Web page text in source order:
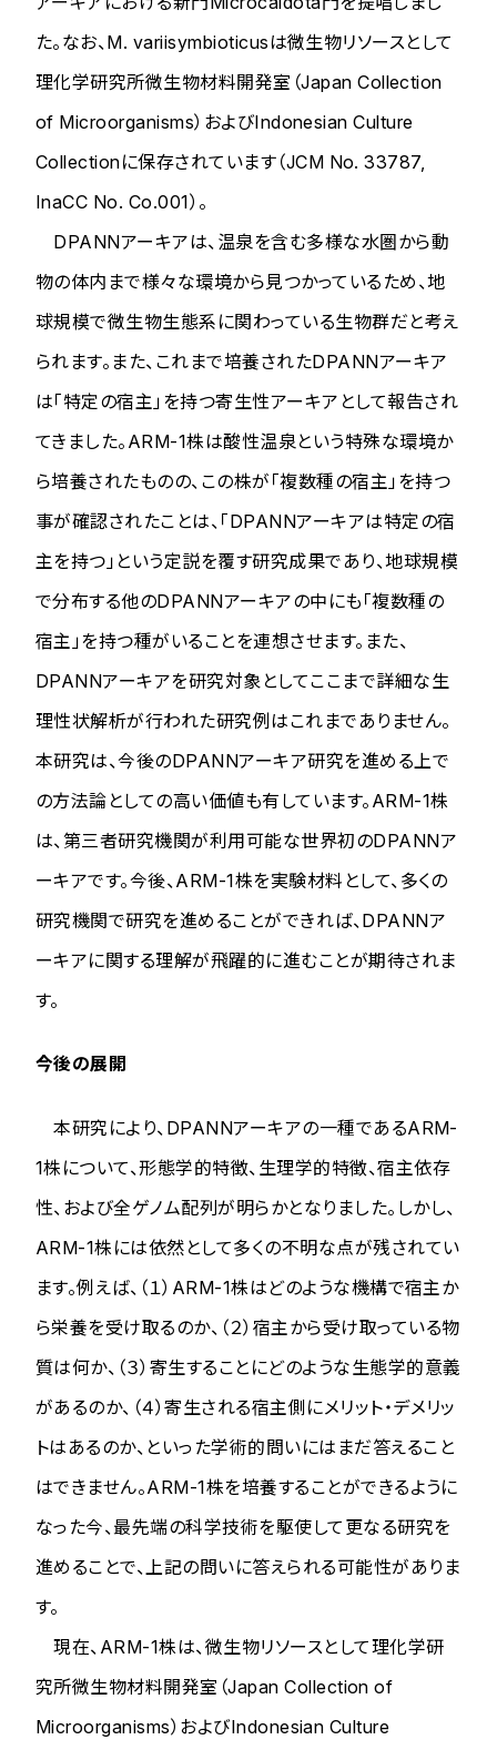
た。なお、M. variisymbioticusは微生物リソースとして
理化学研究所微生物材料開発室（Japan Collection
of Microorganisms）およびIndonesian Culture
Collectionに保存されています（JCM No. 33787,
InaCC No. Co.001）。
DPANNアーキアは、温泉を含む多様な水圏から動
物の体内まで様々な環境から見つかっているため、地
球規模で微生物生態系に関わっている生物群だと考え
られます。また、これまで培養されたDPANNアーキア
は「特定の宿主」を持つ寄生性アーキアとして報告され
てきました。ARM-1株は酸性温泉という特殊な環境か
ら培養されたものの、この株が「複数種の宿主」を持つ
事が確認されたことは、「DPANNアーキアは特定の宿
主を持つ」という定説を覆す研究成果であり、地球規模
で分布する他のDPANNアーキアの中にも「複数種の
宿主」を持つ種がいることを連想させます。また、
DPANNアーキアを研究対象としてここまで詳細な生
理性状解析が行われた研究例はこれまでありません。
本研究は、今後のDPANNアーキア研究を進める上で
の方法論としての高い価値も有しています。ARM-1株
は、第三者研究機関が利用可能な世界初のDPANNア
ーキアです。今後、ARM-1株を実験材料として、多くの
研究機関で研究を進めることができれば、DPANNア
ーキアに関する理解が飛躍的に進むことが期待されま
す。
今後の展開
本研究により、DPANNアーキアの一種であるARM-
1株について、形態学的特徴、生理学的特徴、宿主依存
性、および全ゲノム配列が明らかとなりました。しかし、
ARM-1株には依然として多くの不明な点が残されてい
ます。例えば、（１）ARM-1株はどのような機構で宿主か
ら栄養を受け取るのか、（２）宿主から受け取っている物
質は何か、（３）寄生することにどのような生態学的意義
があるのか、（４）寄生される宿主側にメリット・デメリッ
トはあるのか、といった学術的問いにはまだ答えること
はできません。ARM-1株を培養することができるように
なった今、最先端の科学技術を駆使して更なる研究を
進めることで、上記の問いに答えられる可能性がありま
す。
現在、ARM-1株は、微生物リソースとして理化学研
究所微生物材料開発室（Japan Collection of
Microorganisms）およびIndonesian Culture